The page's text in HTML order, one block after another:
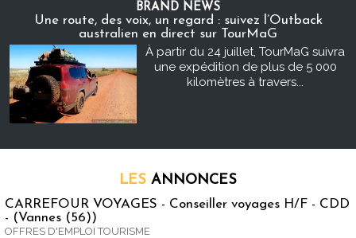
BRAND NEWS
Une route, des voix, un regard : suivez l’Outback
australien en direct sur TourMaG
À partir du 24 juillet, TourMaG suivra
une expédition de plus de 5 000
kilomètres à travers...
LES ANNONCES
CARREFOUR VOYAGES - Conseiller voyages H/F - CDD
- (Vannes (56))
OFFRES D'EMPLOI TOURISME